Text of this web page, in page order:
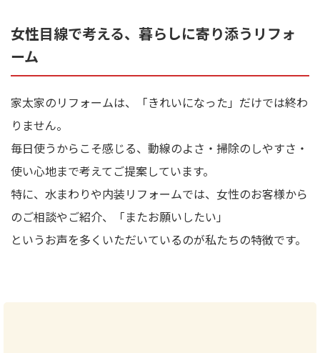
女性目線で考える、暮らしに寄り添うリフォ
ーム
家太家のリフォームは、「きれいになった」だけでは終わ
りません。
毎日使うからこそ感じる、動線のよさ・掃除のしやすさ・
使い心地まで考えてご提案しています。
特に、水まわりや内装リフォームでは、女性のお客様から
のご相談やご紹介、「またお願いしたい」
というお声を多くいただいているのが私たちの特徴です。